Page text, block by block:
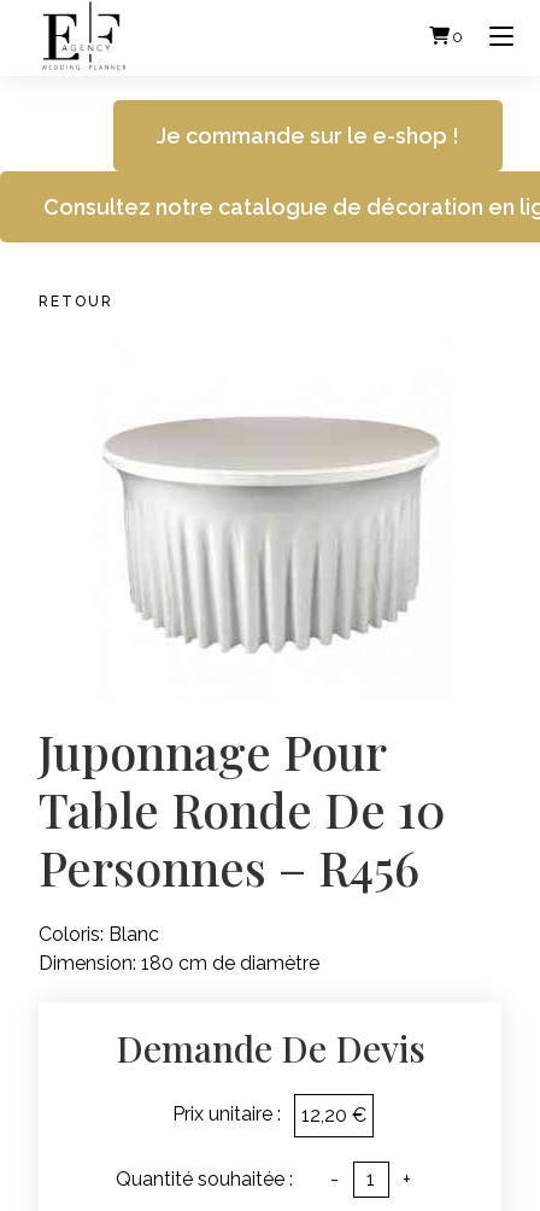
content
0
Je commande sur le e-shop !
Consultez notre catalogue de décoration en
RETOUR
Juponnage Pour
Table Ronde De 10
Personnes – R456
Coloris: Blanc
Dimension: 180 cm de diamètre
Demande De Devis
Prix unitaire : 12,20 €
Quantité souhaitée : - +